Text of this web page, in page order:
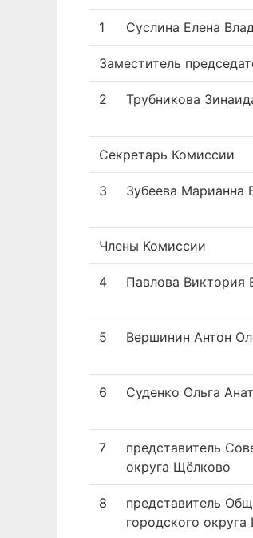
1 Суслина Елена
Заместитель
2 Трубникова
Секретарь Комиссии
3 Зубеева Марианна
Члены Комиссии
4 Павлова Виктория
5 Вершинин Антон
6 Суденко Ольга
7
представитель
округа Щёлково
8
представитель
городского